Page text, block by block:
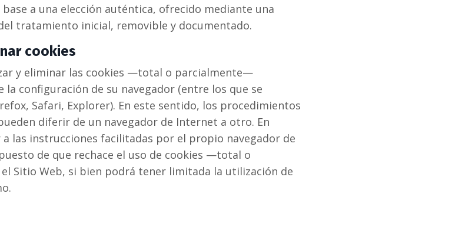
a una elección auténtica, ofrecido mediante una
tratamiento inicial, removible y documentado.
cookies
y eliminar las cookies —total o parcialmente—
configuración de su navegador (entre los que se
Safari, Explorer). En este sentido, los procedimientos
diferir de un navegador de Internet a otro. En
las instrucciones facilitadas por el propio navegador de
de que rechace el uso de cookies —total o
Sitio Web, si bien podrá tener limitada la utilización de